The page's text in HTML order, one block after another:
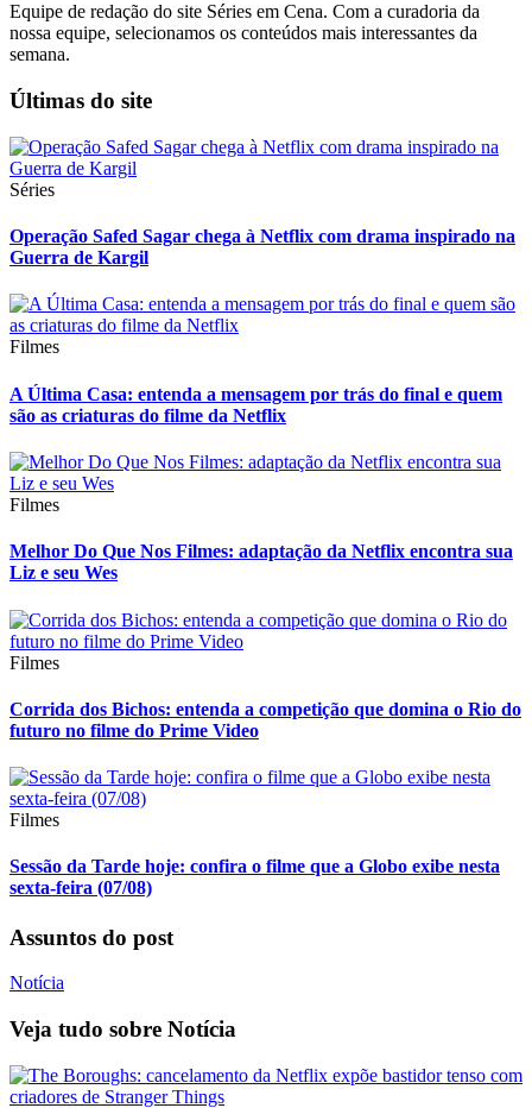
Equipe de redação do site Séries em Cena. Com a curadoria da
nossa equipe, selecionamos os conteúdos mais interessantes da
semana.
Últimas do site
Séries
Operação Safed Sagar chega à Netflix com drama inspirado na
Guerra de Kargil
Filmes
A Última Casa: entenda a mensagem por trás do final e quem
são as criaturas do filme da Netflix
Filmes
Melhor Do Que Nos Filmes: adaptação da Netflix encontra sua
Liz e seu Wes
Filmes
Corrida dos Bichos: entenda a competição que domina o Rio do
futuro no filme do Prime Video
Filmes
Sessão da Tarde hoje: confira o filme que a Globo exibe nesta
sexta-feira (07/08)
Assuntos do post
Notícia
Veja tudo sobre Notícia